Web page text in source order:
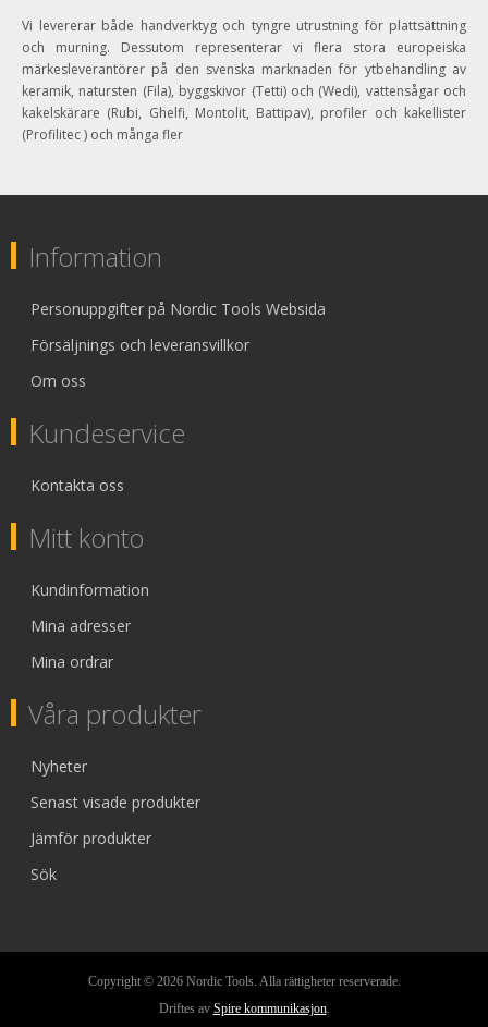
Vi levererar både handverktyg och tyngre utrustning för plattsättning
och murning. Dessutom representerar vi flera stora europeiska
märkesleverantörer på den svenska marknaden för ytbehandling av
keramik, natursten (Fila), byggskivor (Tetti) och (Wedi), vattensågar och
kakelskärare (Rubi, Ghelfi, Montolit, Battipav), profiler och kakellister
(Profilitec ) och många fler
Information
Personuppgifter på Nordic Tools Websida
Försäljnings och leveransvillkor
Om oss
Kundeservice
Kontakta oss
Mitt konto
Kundinformation
Mina adresser
Mina ordrar
Våra produkter
Nyheter
Senast visade produkter
Jämför produkter
Sök
Copyright © 2026 Nordic Tools. Alla rättigheter reserverade.
Driftes av Spire kommunikasjon.